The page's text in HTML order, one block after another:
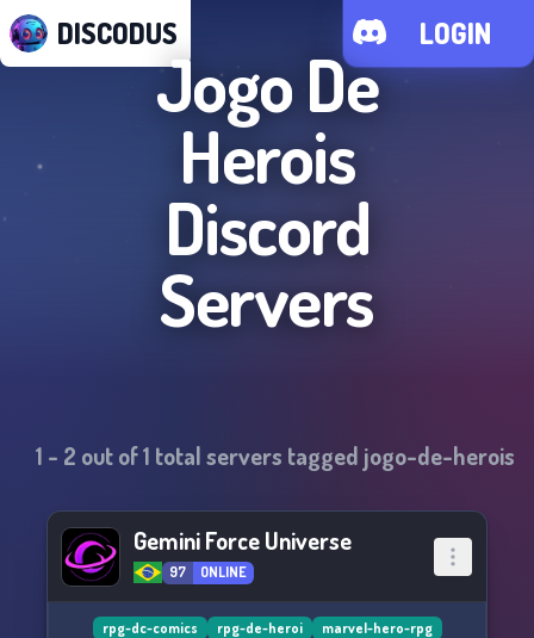
DISCODUS LOGIN
Jogo De
Herois
Discord
Servers
1 - 2 out of1 total servers tagged jogo-de-herois
Gemini Force Universe
97 ONLINE
rpg-dc-comics rpg-de-heroi
marvel-hero-rpg